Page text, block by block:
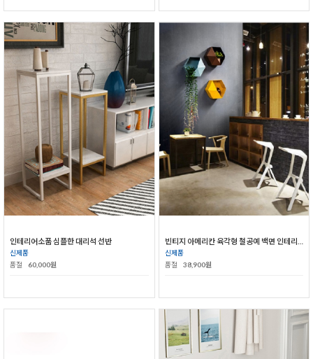
인테리어소품 심플한 대리석 선반
신제품
품절
60,000원
신제품
품절
38,900원